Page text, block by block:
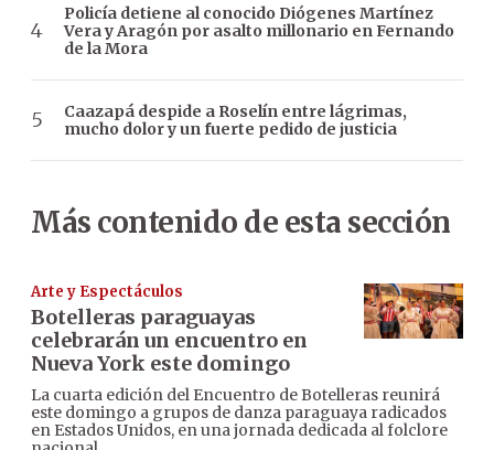
Policía detiene al conocido Diógenes Martínez
Vera y Aragón por asalto millonario en Fernando
de la Mora
Caazapá despide a Roselín entre lágrimas,
mucho dolor y un fuerte pedido de justicia
Más contenido de esta sección
Arte y Espectáculos
Botelleras paraguayas
celebrarán un encuentro en
Nueva York este domingo
La cuarta edición del Encuentro de Botelleras reunirá
este domingo a grupos de danza paraguaya radicados
en Estados Unidos, en una jornada dedicada al folclore